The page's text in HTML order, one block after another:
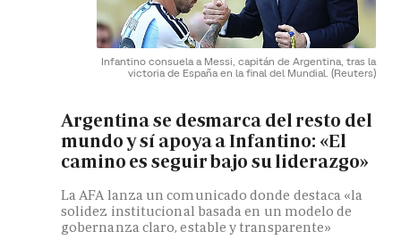
Infantino consuela a Messi, capitán de Argentina, tras la
victoria de España en la final del Mundial. (Reuters)
Argentina se desmarca del resto del
mundo y sí apoya a Infantino: «El
camino es seguir bajo su liderazgo»
La AFA lanza un comunicado donde destaca «la
solidez institucional basada en un modelo de
gobernanza claro, estable y transparente»